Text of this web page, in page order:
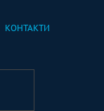
КОНТАКТИ